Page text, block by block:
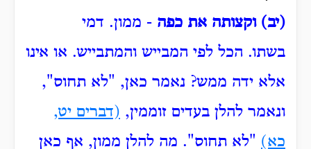
(יב) וקצותה את כפה - ממון. דמי
בשתו. הכל לפי המבייש והמתבייש. או אינו
אלא ידה ממש? נאמר כאן, "לא תחוס",
ונאמר להלן בעדים זוממין, (דברים יט,
כא) "לא תחוס". מה להלן ממון, אף כאן